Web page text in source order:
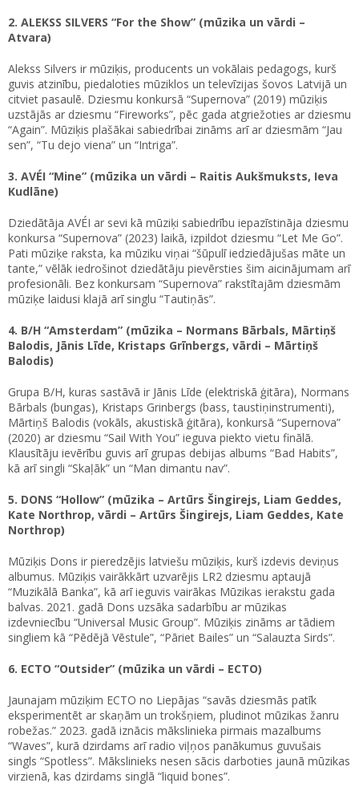
2. ALEKSS SILVERS “For the Show” (mūzika un vārdi –
Atvara)
Alekss Silvers ir mūziķis, producents un vokālais pedagogs, kurš
guvis atzinību, piedaloties mūziklos un televīzijas šovos Latvijā un
citviet pasaulē. Dziesmu konkursā “Supernova” (2019) mūziķis
uzstājās ar dziesmu “Fireworks”, pēc gada atgriežoties ar dziesmu
“Again”. Mūziķis plašākai sabiedrībai zināms arī ar dziesmām “Jau
sen”, “Tu dejo viena” un “Intriga”.
3. AVÉI “Mine” (mūzika un vārdi – Raitis Aukšmuksts, Ieva
Kudlāne)
Dziedātāja AVÉI ar sevi kā mūziķi sabiedrību iepazīstināja dziesmu
konkursa “Supernova” (2023) laikā, izpildot dziesmu “Let Me Go”.
Pati mūziķe raksta, ka mūziku viņai “šūpulī iedziedājušas māte un
tante,” vēlāk iedrošinot dziedātāju pievērsties šim aicinājumam arī
profesionāli. Bez konkursam “Supernova” rakstītajām dziesmām
mūziķe laidusi klajā arī singlu “Tautiņās”.
4. B/H “Amsterdam” (mūzika – Normans Bārbals, Mārtiņš
Balodis, Jānis Līde, Kristaps Grīnbergs, vārdi – Mārtiņš
Balodis)
Grupa B/H, kuras sastāvā ir Jānis Līde (elektriskā ģitāra), Normans
Bārbals (bungas), Kristaps Grinbergs (bass, taustiņinstrumenti),
Mārtiņš Balodis (vokāls, akustiskā ģitāra), konkursā “Supernova”
(2020) ar dziesmu “Sail With You” ieguva piekto vietu finālā.
Klausītāju ievērību guvis arī grupas debijas albums “Bad Habits”,
kā arī singli “Skaļāk” un “Man dimantu nav”.
5. DONS “Hollow” (mūzika – Artūrs Šingirejs, Liam Geddes,
Kate Northrop, vārdi – Artūrs Šingirejs, Liam Geddes, Kate
Northrop)
Mūziķis Dons ir pieredzējis latviešu mūziķis, kurš izdevis deviņus
albumus. Mūziķis vairākkārt uzvarējis LR2 dziesmu aptaujā
“Muzikālā Banka”, kā arī ieguvis vairākas Mūzikas ierakstu gada
balvas. 2021. gadā Dons uzsāka sadarbību ar mūzikas
izdevniecību “Universal Music Group”. Mūziķis zināms ar tādiem
singliem kā “Pēdējā Vēstule”, “Pāriet Bailes” un “Salauzta Sirds”.
6. ECTO “Outsider” (mūzika un vārdi – ECTO)
Jaunajam mūziķim ECTO no Liepājas “savās dziesmās patīk
eksperimentēt ar skaņām un trokšņiem, pludinot mūzikas žanru
robežas.” 2023. gadā iznācis mākslinieka pirmais mazalbums
“Waves”, kurā dzirdams arī radio viļņos panākumus guvušais
singls “Spotless”. Mākslinieks nesen sācis darboties jaunā mūzikas
virzienā, kas dzirdams singlā “liquid bones”.